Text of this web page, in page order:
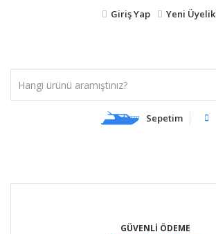
Giriş Yap Yeni Üyelik
Sepetim
GÜVENLİ ÖDEME